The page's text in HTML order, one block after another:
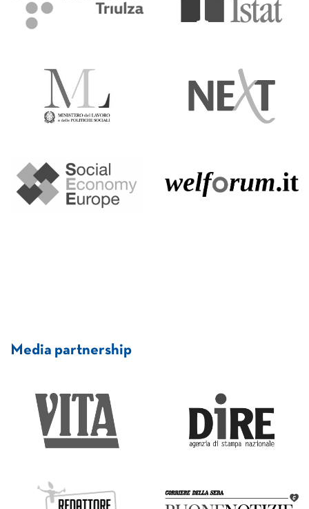
Media partnership